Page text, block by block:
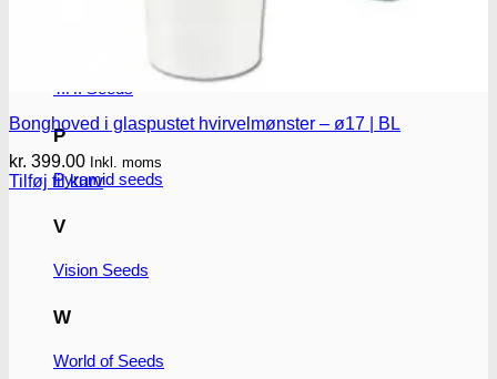
T.H. Seeds
P
Pyramid seeds
V
Vision Seeds
W
World of Seeds
Bonghoved i glaspustet hvirvelmønster – ø17 | BL
kr. 399.00 Inkl. moms
Tilføj til kurv